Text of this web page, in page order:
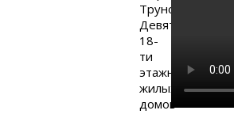
Трунова).
Девять
18-
ти
этажных
жилых
домов